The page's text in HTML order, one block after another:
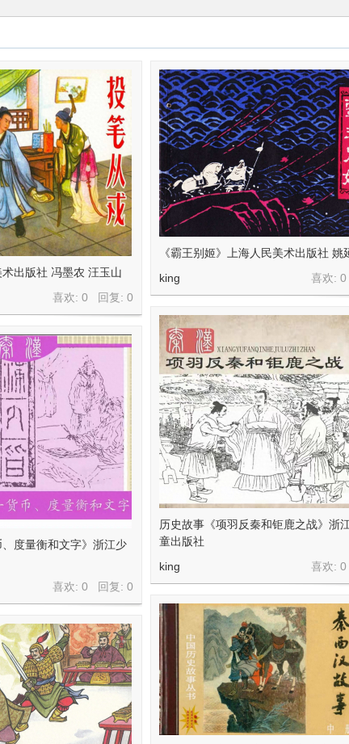
术出版社 冯墨农 汪玉山
喜欢: 0 回复:0
《霸王别姬》上海人民美术出版社 姚
喜欢:
king
历史故事《项羽反秦和钜鹿之战》浙
童出版社
喜欢:
king
度量衡和文字》浙江少
喜欢: 0 回复:0